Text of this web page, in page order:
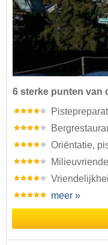
6 sterke punten van
Oriëntatie,
meer »